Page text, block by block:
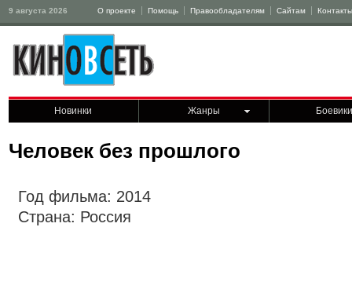
9 августа 2026 О проекте Помощь Правообладателям Сайтам Контакты
Новинки Жанры Боевики
Человек без прошлого
Год фильма: 2014
Страна: Россия